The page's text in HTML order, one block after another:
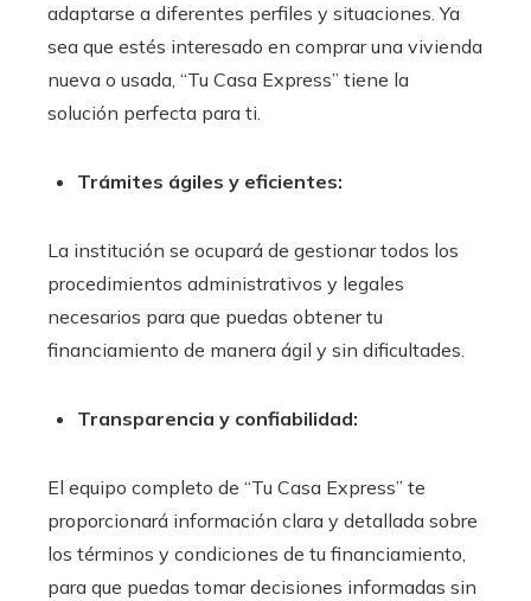
adaptarse a diferentes perfiles y situaciones. Ya
sea que estés interesado en comprar una vivienda
nueva o usada, “Tu Casa Express” tiene la
solución perfecta para ti.
Trámites ágiles y eficientes:
La institución se ocupará de gestionar todos los
procedimientos administrativos y legales
necesarios para que puedas obtener tu
financiamiento de manera ágil y sin dificultades.
Transparencia y confiabilidad:
El equipo completo de “Tu Casa Express” te
proporcionará información clara y detallada sobre
los términos y condiciones de tu financiamiento,
para que puedas tomar decisiones informadas sin